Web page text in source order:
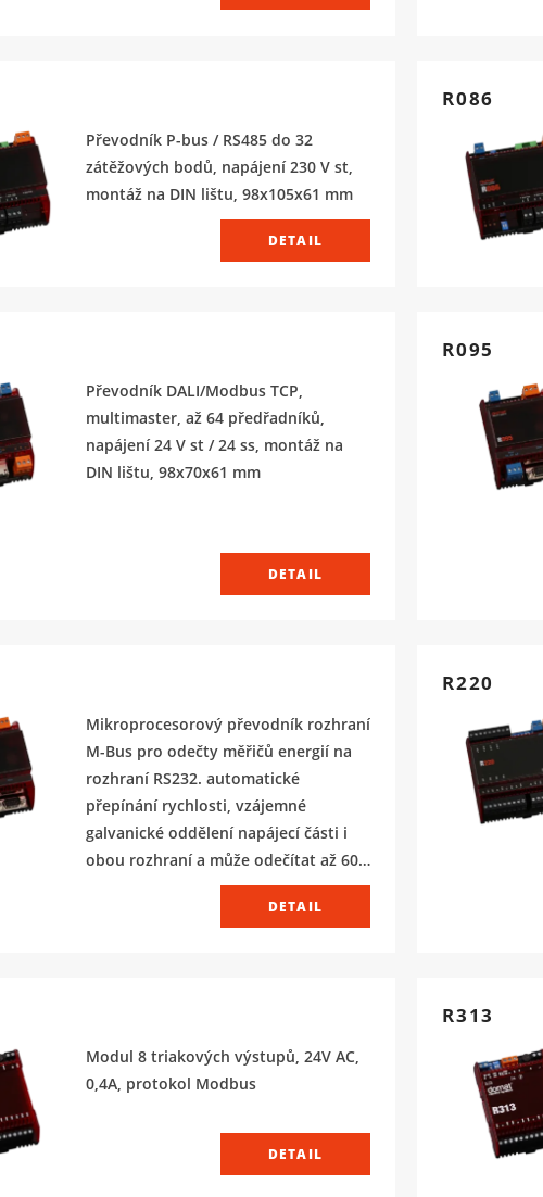
Převodník P-bus / RS485 do 32
zátěžových bodů, napájení 230 V st,
montáž na DIN lištu, 98x105x61 mm
DETAIL
R086
Převodník DALI/Modbus TCP,
multimaster, až 64 předřadníků,
napájení 24 V st / 24 ss, montáž na
DIN lištu, 98x70x61 mm
DETAIL
R095
Mikroprocesorový převodník rozhraní
M-Bus pro odečty měřičů energií na
rozhraní RS232. automatické
přepínání rychlosti, vzájemné
galvanické oddělení napájecí části i
obou rozhraní a může odečítat až 60
měřičů na sběrnici M-Bus.
DETAIL
R220
Modul 8 triakových výstupů, 24V AC,
0,4A, protokol Modbus
DETAIL
R313